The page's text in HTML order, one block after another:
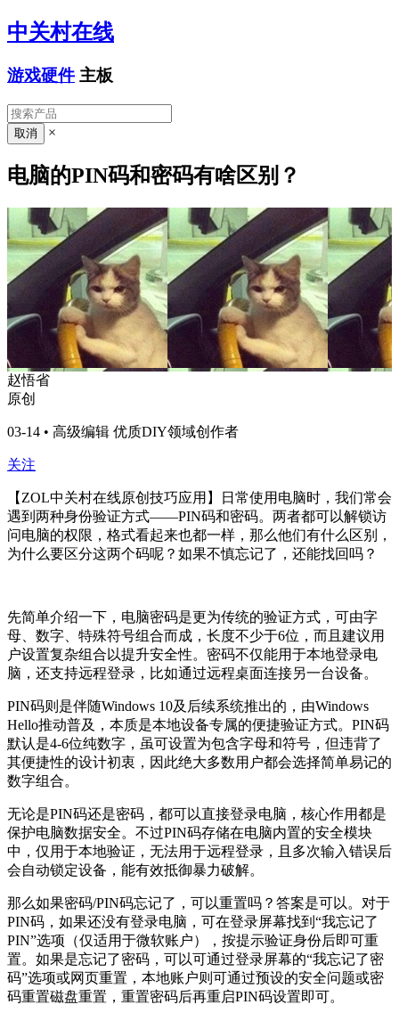
中关村在线
游戏硬件 主板
×
电脑的PIN码和密码有啥区别？
赵悟省
原创
03-14 • 高级编辑 优质DIY领域创作者
关注
【ZOL中关村在线原创技巧应用】日常使用电脑时，我们常会
遇到两种身份验证方式——PIN码和密码。两者都可以解锁访
问电脑的权限，格式看起来也都一样，那么他们有什么区别，
为什么要区分这两个码呢？如果不慎忘记了，还能找回吗？
先简单介绍一下，电脑密码是更为传统的验证方式，可由字
母、数字、特殊符号组合而成，长度不少于6位，而且建议用
户设置复杂组合以提升安全性。密码不仅能用于本地登录电
脑，还支持远程登录，比如通过远程桌面连接另一台设备。
PIN码则是伴随Windows 10及后续系统推出的，由Windows
Hello推动普及，本质是本地设备专属的便捷验证方式。PIN码
默认是4-6位纯数字，虽可设置为包含字母和符号，但违背了
其便捷性的设计初衷，因此绝大多数用户都会选择简单易记的
数字组合。
无论是PIN码还是密码，都可以直接登录电脑，核心作用都是
保护电脑数据安全。不过PIN码存储在电脑内置的安全模块
中，仅用于本地验证，无法用于远程登录，且多次输入错误后
会自动锁定设备，能有效抵御暴力破解。
那么如果密码/PIN码忘记了，可以重置吗？答案是可以。对于
PIN码，如果还没有登录电脑，可在登录屏幕找到“我忘记了
PIN”选项（仅适用于微软账户），按提示验证身份后即可重
置。如果是忘记了密码，可以可通过登录屏幕的“我忘记了密
码”选项或网页重置，本地账户则可通过预设的安全问题或密
码重置磁盘重置，重置密码后再重启PIN码设置即可。